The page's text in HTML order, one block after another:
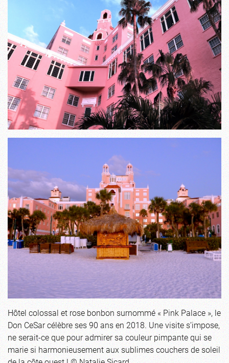
Hôtel colossal et rose bonbon surnommé « Pink Palace », le
Don CeSar célèbre ses 90 ans en 2018. Une visite s’impose,
ne serait-ce que pour admirer sa couleur pimpante qui se
marie si harmonieusement aux sublimes couchers de soleil